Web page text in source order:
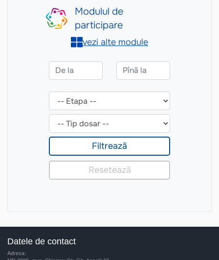
Datele de contact
Adresa: